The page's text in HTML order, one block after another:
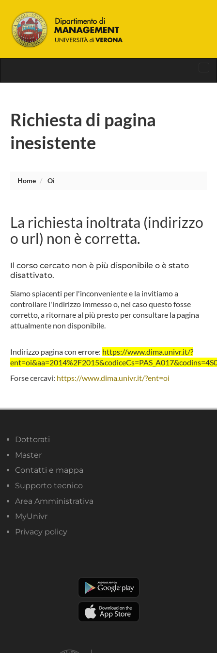
Richiesta di pagina
inesistente
Home Oi
La richiesta inoltrata (indirizzo
o url) non è corretta.
Il corso cercato non è più disponibile o è stato
disattivato.
Siamo spiacenti per l'inconveniente e la invitiamo a
controllare l'indirizzo immesso o, nel caso questo fosse
corretto, a ritornare al più presto per consultare la pagina
attualmente non disponibile.
Indirizzo pagina con errore: https://www.dima.univr.it/?
Forse cercavi: https://www.dima.univr.it/?ent=oi
Dottorati
Master
Contatti e mappa
Supporto tecnico
Area Amministrativa
MyUnivr
Privacy policy